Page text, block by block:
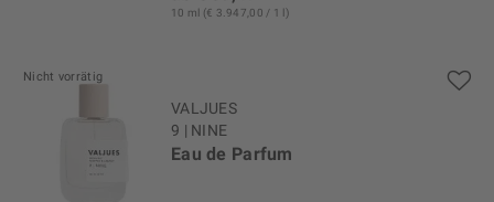
10 ml (€ 3.947,00 / 1 l)
Nicht vorrätig
VALJUES
9 | NINE
Eau de Parfum